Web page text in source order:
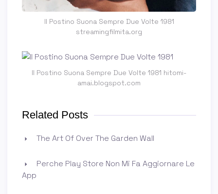
Il Postino Suona Sempre Due Volte 1981
streamingfilmita.org
Il Postino Suona Sempre Due Volte 1981 hitomi-
amai.blogspot.com
Related Posts
The Art Of Over The Garden Wall
Perche Play Store Non Mi Fa Aggiornare Le
App